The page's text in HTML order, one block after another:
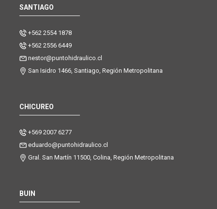
SANTIAGO
+562 2554 1878
+562 2556 6449
nestor@puntohidraulico.cl
San Isidro 1466, Santiago, Región Metropolitana
CHICUREO
+569 2007 6277
eduardo@puntohidraulico.cl
Gral. San Martín 11500, Colina, Región Metropolitana
BUIN